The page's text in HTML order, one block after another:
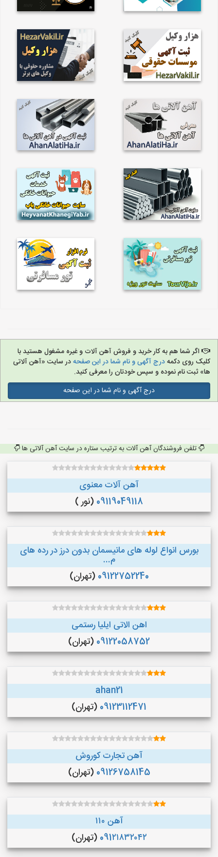
اگر شما هم به کار خرید و فروش آهن آلات و غیره مشغول هستید با
کلیک روی دکمهدرج آگهی و نام شما در این صفحهدر سایت «آهن آلاتی
ها» ثبت نام نموده و سپس خودتان را معرفی کنید.
درج آگهی و نام شما در این صفحه
تلفن فروشندگان آهن آلات به ترتیب ستاره در سایت آهن آلاتی ها
آهن آلات معنوی
09119049118 (نور )
بورس انواع لوله های مانیسمان بدون درز در رده های
م...
09122752240 (تهران)
اهن الاتی ایلیا رستمی
09122058752 (تهران)
ahan21
09123112471 (تهران)
آهن تجارت کوروش
09126758145 (تهران)
آهن ۱۱۰
091۲۱۸۳۲۰۴۲ (تهران)